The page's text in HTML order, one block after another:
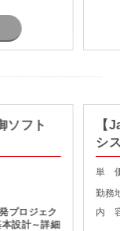
ソフト
プロジェク
【
シ
単
勤務
内